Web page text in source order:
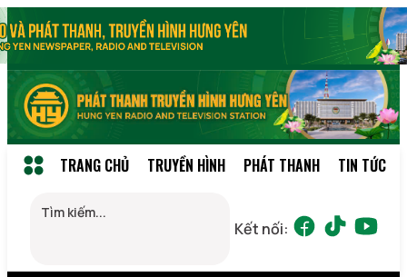
TRANG CHỦ TRUYỀN HÌNH PHÁT THANH TIN TỨC
Kết nối: